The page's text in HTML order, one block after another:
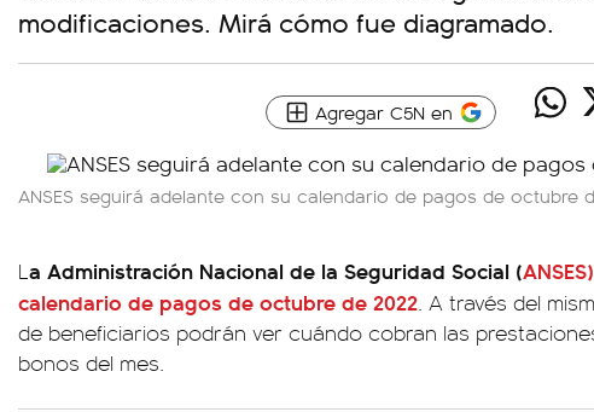
modificaciones. Mirá cómo fue diagramado.
Agregar C5N en
ANSES seguirá adelante con su calendario de pagos de octubre
La Administración Nacional de la Seguridad Social (
calendario de pagos de octubre de 2022. A través del
de beneficiarios podrán ver cuándo cobran las
bonos del mes.